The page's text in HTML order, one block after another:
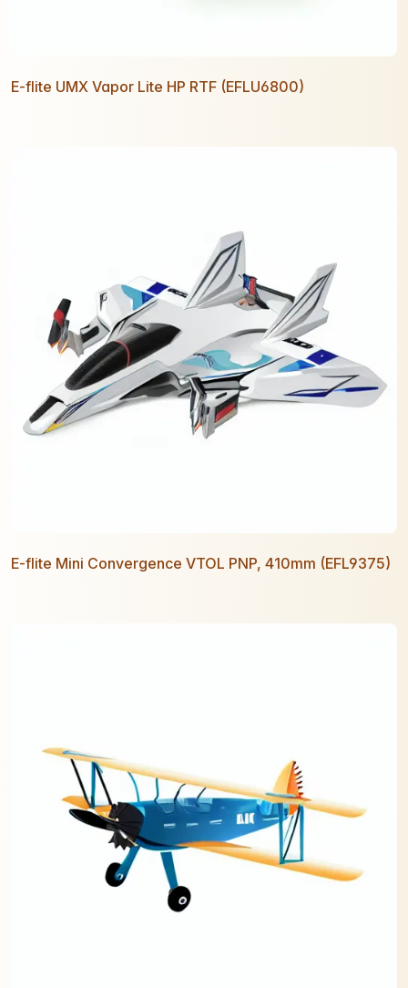
E-flite UMX Vapor Lite HP RTF (EFLU6800)
E-flite Mini Convergence VTOL PNP, 410mm (EFL9375)